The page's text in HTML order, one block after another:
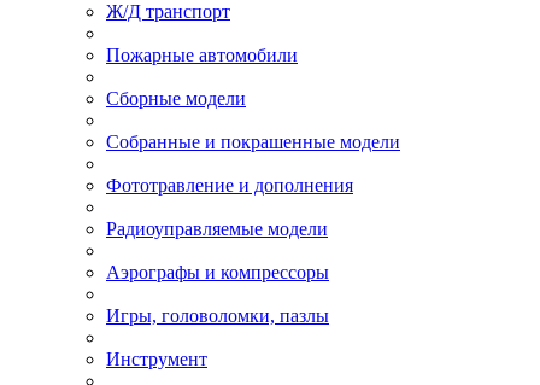
Ж/Д транспорт
Пожарные автомобили
Сборные модели
Собранные и покрашенные модели
Фототравление и дополнения
Радиоуправляемые модели
Аэрографы и компрессоры
Игры, головоломки, пазлы
Инструмент